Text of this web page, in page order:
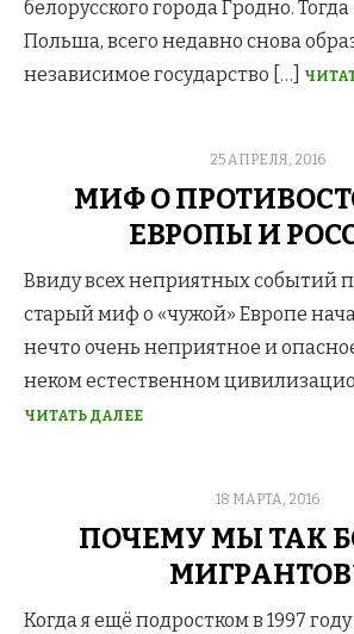
белорусского города Гродно.
Польша, всего недавно снова
независимое государство […]
POSTED
25 АПРЕЛЯ, 2016
МИФ О
ЕВРОПЫ И
Ввиду всех неприятных событий
старый миф о «чужой» Европе
нечто очень неприятное и
неком естественном
ЧИТАТЬ ДАЛЕЕ
POSTED
18 МАРТА, 2016
ПОЧЕМУ МЫ ТАК
Когда я ещё подростком в 1997